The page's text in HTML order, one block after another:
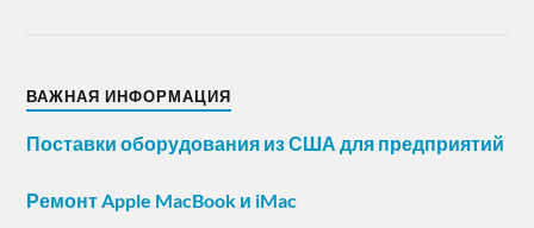
ВАЖНАЯ ИНФОРМАЦИЯ
Поставки оборудования из США для предприятий
Ремонт Apple MacBook и iMac